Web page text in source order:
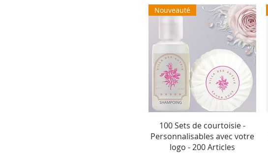
Vista rápida
Nouveauté
100 Sets de courtoisie -
Personnalisables avec votre
logo - 200 Articles